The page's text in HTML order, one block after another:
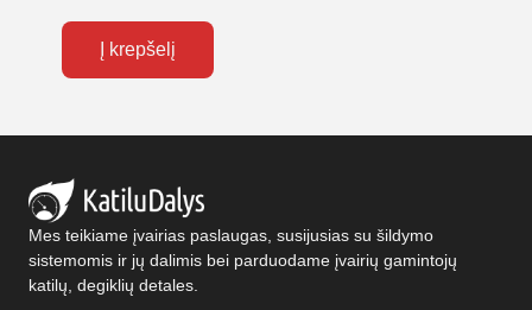
Į krepšelį
Mes teikiame įvairias paslaugas, susijusias su šildymo
sistemomis ir jų dalimis bei parduodame įvairių gamintojų
katilų, degiklių detales.